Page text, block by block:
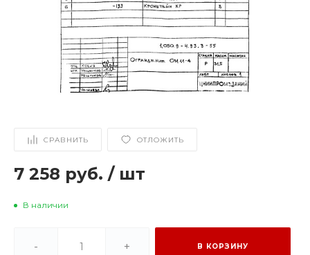
СРАВНИТЬ ОТЛОЖИТЬ
7 258 руб. / шт
В наличии
- + В КОРЗИНУ